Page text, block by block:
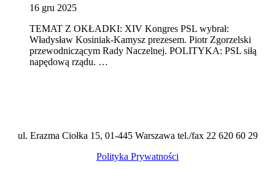
16 gru 2025
TEMAT Z OKŁADKI: XIV Kongres PSL wybrał:
Władysław Kosiniak-Kamysz prezesem. Piotr Zgorzelski
przewodniczącym Rady Naczelnej. POLITYKA: PSL siłą
napędową rządu. …
ul. Erazma Ciołka 15, 01-445 Warszawa tel./fax 22 620 60 29
Polityka Prywatności